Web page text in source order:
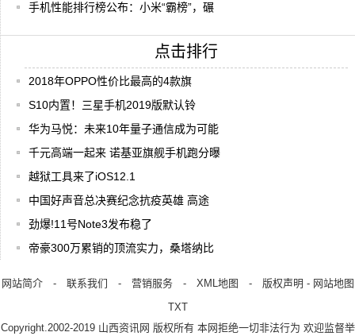
手机性能排行榜公布：小米“霸榜”，碾
点击排行
2018年OPPO性价比最高的4款旗
S10内置！三星手机2019版默认铃
华为马悦：未来10年量子通信成为可能
千元高端一起来 诺基亚旗舰手机跑分曝
越狱工具来了iOS12.1
中国好声音总决赛纪念抗疫英雄 高途
劲爆!11号Note3发布稳了
帝豪300万累销的顶流实力，桑塔纳比
网站简介- 联系我们 - 营销服务- XML地图 - 版权声明 - 网站地图
TXT
Copyright.2002-2019 山西资讯网 版权所有 本网拒绝一切非法行为 欢迎监督举